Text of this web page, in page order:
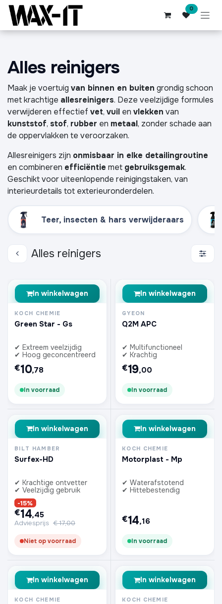
Overslaan naar inhoud 0
Alles reinigers
Maak je voertuig van binnen en buiten grondig schoon
met krachtige allesreinigers. Deze veelzijdige formules
verwijderen effectief vet, vuil en vlekken van
kunststof, stof, rubber en metaal, zonder schade aan
de oppervlakken te veroorzaken.
Allesreinigers zijn onmisbaar in elke detailingroutine
en combineren efficiëntie met gebruiksgemak.
Geschikt voor uiteenlopende reinigingstaken, van
interieurdetails tot exterieuronderdelen.
Teer, insecten & hars verwijderaars
Alles reinigers
In winkelwagen
KOCH CHEMIE
Green Star - Gs
✔ Extreem veelzijdig
✔ Hoog geconcentreerd
€10,78
In voorraad
In winkelwagen
GYEON
Q2M APC
✔ Multifunctioneel
✔ Krachtig
€19,00
In voorraad
In winkelwagen
BILT HAMBER
Surfex-HD
✔ Krachtige ontvetter
✔ Veelzijdig gebruik
-15%
€14,45
Adviesprijs €17,00
Niet op voorraad
In winkelwagen
KOCH CHEMIE
Motorplast - Mp
✔ Waterafstotend
✔ Hittebestendig
€14,16
In voorraad
In winkelwagen
KOCH CHEMIE
In winkelwagen
KOCH CHEMIE